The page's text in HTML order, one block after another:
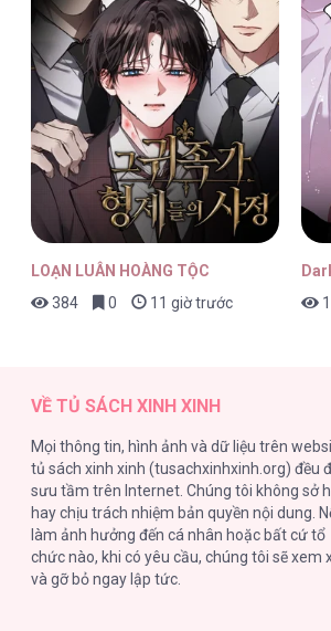
LOẠN LUÂN HOÀNG TỘC
384
0 11 giờ trước
VỀ TỦ SÁCH XINH XINH
Mọi thông tin, hình ảnh và dữ liệu trên
tủ sách xinh xinh (tusachxinhxinh.org) đều
sưu tầm trên Internet. Chúng tôi không sở
hay chịu trách nhiệm bản quyền nội dung.
làm ảnh hưởng đến cá nhân hoặc bất cứ tổ
chức nào, khi có yêu cầu, chúng tôi sẽ xem
và gỡ bỏ ngay lập tức.